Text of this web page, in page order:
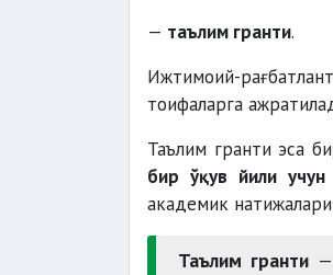
— таълим гранти.
Ижтимоий-
тоифаларга
Таълим гранти эса
бир ўқув йили учун
академик
Таълим гранти—